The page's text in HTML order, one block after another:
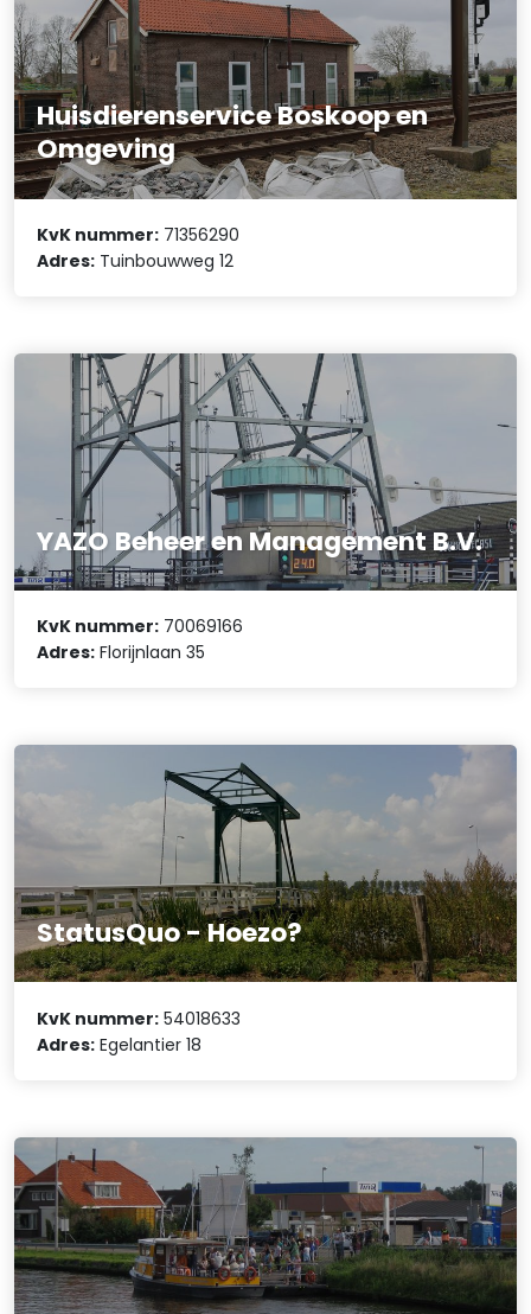
Huisdierenservice Boskoop en
Omgeving
KvK nummer: 71356290
Adres: Tuinbouwweg 12
YAZO Beheer en Management B.V.
KvK nummer: 70069166
Adres: Florijnlaan 35
StatusQuo - Hoezo?
KvK nummer: 54018633
Adres: Egelantier 18